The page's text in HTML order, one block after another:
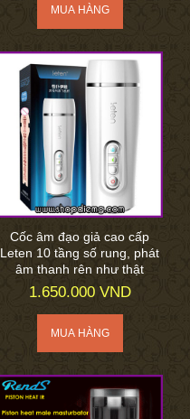
Cốc âm đạo giả cao cấp
Leten 10 tầng số rung, phát
âm thanh rên như thật
1.650.000 VND